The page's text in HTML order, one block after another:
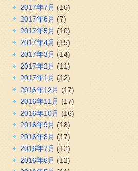
2017年7月 (16)
2017年6月 (7)
2017年5月 (10)
2017年4月 (15)
2017年3月 (14)
2017年2月 (11)
2017年1月 (12)
2016年12月 (17)
2016年11月 (17)
2016年10月 (16)
2016年9月 (18)
2016年8月 (17)
2016年7月 (12)
2016年6月 (12)